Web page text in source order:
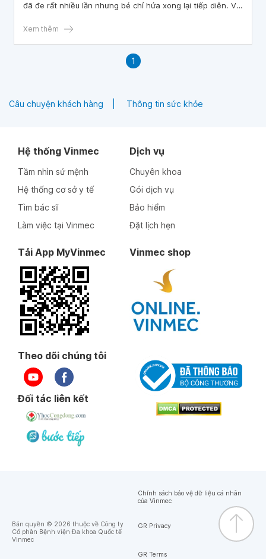
đã đe rất nhiều lần nhưng bé chỉ hứa xong lại tiếp diễn. Vài
Nhiều lúc, bé không kiểm soát được hành vi của mình, bé
sĩ cho em hỏi trẻ 8 tuổi không kiểm soát được hành vi có
sao không? Có phải bé có vấn đề về tâm lý không thưa
Xem thêm
1
Câu chuyện khách hàng Thông tin sức khỏe
Hệ thống Vinmec
Tầm nhìn sứ mệnh
Hệ thống cơ sở y tế
Tìm bác sĩ
Làm việc tại Vinmec
Dịch vụ
Chuyên khoa
Gói dịch vụ
Bảo hiểm
Đặt lịch hẹn
Tải App MyVinmec Vinmec shop
Theo dõi chúng tôi
Đối tác liên kết
Bản quyền © 2026 thuộc về Công ty
Cổ phần Bệnh viện Đa khoa Quốc tế
Vinmec
Chính sách bảo vệ dữ liệu cá nhân
của Vinmec
GR Privacy
GR Terms